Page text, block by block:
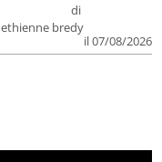
di
ethienne bredy
il 07/08/2026